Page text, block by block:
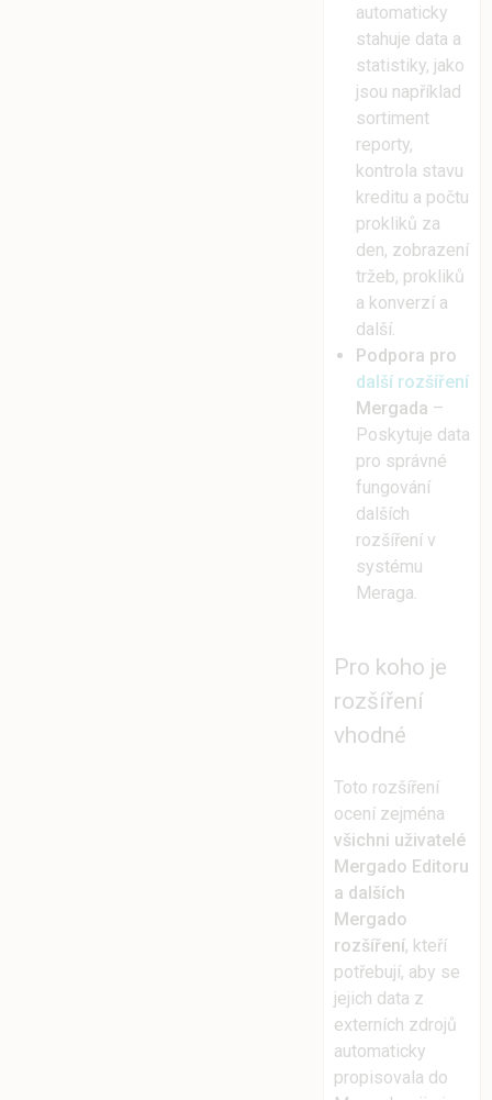
automaticky
stahuje data a
statistiky, jako
jsou například
sortiment
reporty,
kontrola stavu
kreditu a počtu
prokliků za
den, zobrazení
tržeb, prokliků
a konverzí a
další.
Podpora pro
další rozšíření
Mergada –
Poskytuje data
pro správné
fungování
dalších
rozšíření v
systému
Meraga.
Pro koho je
rozšíření
vhodné
Toto rozšíření
ocení zejména
všichni uživatelé
Mergado Editoru
a dalších
Mergado
rozšíření, kteří
potřebují, aby se
jejich data z
externích zdrojů
automaticky
propisovala do